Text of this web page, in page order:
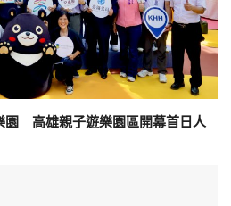
園 高雄親子遊樂園區開幕首日人